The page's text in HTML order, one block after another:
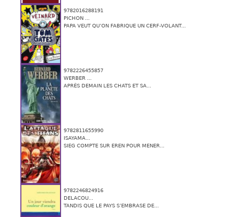
9782016288191
PICHON ...
PAPA VEUT QU’ON FABRIQUE UN CERF-VOLANT...
9782226455857
WERBER ...
APRÈS DEMAIN LES CHATS ET SA...
9782811655990
ISAYAMA...
SIEG COMPTE SUR EREN POUR MENER...
9782246824916
DELACOU...
TANDIS QUE LE PAYS S’EMBRASE DE...